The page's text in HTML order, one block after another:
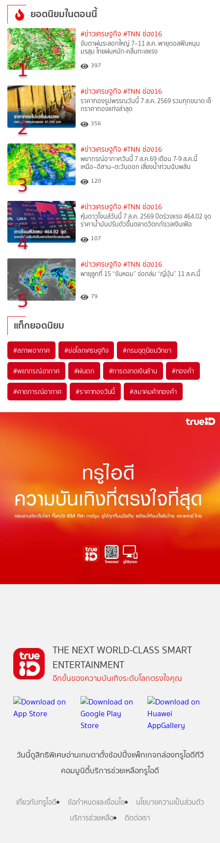
ยอดนิยมในตอนนี้
1
#ข่าวเศรษฐกิจ #TNN ช่อง16
จับตาฝนระลอกใหญ่ 7–11 ส.ค. พายุดอลฟินหนุน
มรสุม ไทยฝนหนัก-คลื่นทะเลแรง
397
2
#ข่าวเศรษฐกิจ #TNN ช่อง16
ราคาทองรูปพรรณวันนี้ 7 ส.ค. 2569 รวมทุกขนาด เช็
กราคาทองแท่งล่าสุด
356
3
#ข่าวเศรษฐกิจ #TNN ช่อง16
พยากรณ์อากาศวันนี้ 7 ส.ค.69 เตือน 7-9 ส.ค.นี้
เหนือ–อีสาน–ตะวันออก เสี่ยงน้ำท่วมฉับพลัน
120
4
#ข่าวเศรษฐกิจ #TNN ช่อง16
หุ้นดาวโจนส์วันนี้ 7 ส.ค. 2569 ปิดร่วงแรง 464.02 จุด
ราคาน้ำมันปรับตัวขึ้นตลาดวิตกกังวลเงินเฟ้อ
107
5
#ข่าวเศรษฐกิจ #TNN ช่อง16
พายุลูกที่ 15 “จันหอม” จ่อถล่ม “ญี่ปุ่น” 11 ส.ค.นี้
79
แท็กยอดนิยม
#สภาพอากาศ #ย่อโลกเศรษฐกิจ #กรมอุตุนิยมวิทยา
#พยากรณ์อากาศ #ฝนตก #การตลาดเงินล้าน #ทองคำ
#คาดการณ์อากาศ #ราคาทองวันนี้ #สมาคมค้าทองคำ
THE NEXT WORLD-CLASS SMART
ENTERTAINMENT
อีกขั้นของความบันเทิงระดับโลกตรงใจคุณ
วันนี้ดูสิทธิพิเศษอ่านเกมตาตั้งช้อปปิ้งแพ็กเกจกล่องทรูไอดีทีวี
คอมมูนิตี้บริการช่วยเหลือทรูไอดี
เกี่ยวกับทรูไอดี ข้อกำหนดและเงื่อนไข
นโยบายความเป็นส่วนตัว
บริการช่วยเหลือ
ติดต่อเรา